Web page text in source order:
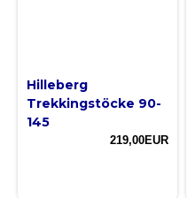
Hilleberg
Trekkingstöcke 90-
145
219,00EUR